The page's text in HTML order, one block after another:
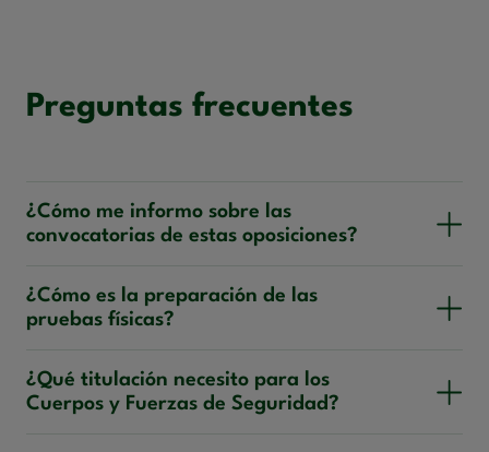
Preguntas frecuentes
¿Cómo me informo sobre las
convocatorias de estas oposiciones?
¿Cómo es la preparación de las
pruebas físicas?
¿Qué titulación necesito para los
Cuerpos y Fuerzas de Seguridad?